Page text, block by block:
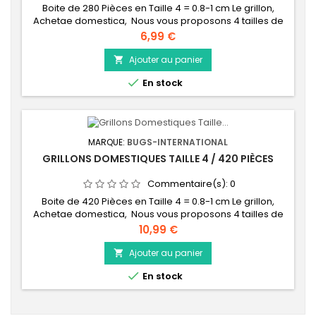
Boite de 280 Pièces en Taille 4 = 0.8-1 cm Le grillon,
Achetae domestica, Nous vous proposons 4 tailles de
grillons, afin de bien respecter les proportions
insecte/animal. La taille correspond au nombre de
mues que le grillon a effectué depuis sa naissance : -
Taille 2 : environ 1-2 mm (2 mues) Mico - Taille 3 : environ
5-7 mm (3 mues) Petit - Taille 4...
Prix
6,99 €
 Ajouter au panier
 En stock
MARQUE: BUGS-INTERNATIONAL
GRILLONS DOMESTIQUES TAILLE 4 / 420 PIÈCES
Commentaire(s): 0
Boite de 420 Pièces en Taille 4 = 0.8-1 cm Le grillon,
Achetae domestica, Nous vous proposons 4 tailles de
grillons, afin de bien respecter les proportions
insecte/animal. La taille correspond au nombre de
mues que le grillon a effectué depuis sa naissance : -
Taille 2 : environ 1-2 mm (2 mues) Mico - Taille 3 : environ
5-7 mm (3 mues) Petit - Taille 4...
Prix
10,99 €
 Ajouter au panier
 En stock